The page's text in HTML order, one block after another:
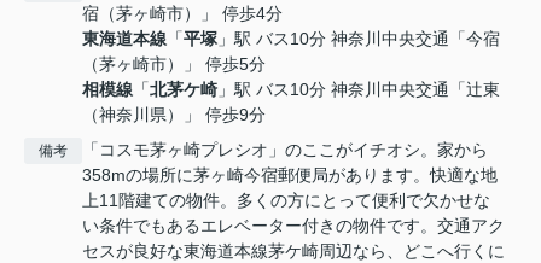
宿（茅ヶ崎市）」 停歩4分
東海道本線 「平塚 」駅 バス10分 神奈川中央交通「今宿
（茅ヶ崎市）」 停歩5分
相模線 「北茅ケ崎 」駅 バス10分 神奈川中央交通「辻東
（神奈川県）」 停歩9分
備考
「コスモ茅ヶ崎プレシオ」のここがイチオシ。家から
358mの場所に茅ヶ崎今宿郵便局があります。快適な地
上11階建ての物件。多くの方にとって便利で欠かせな
い条件でもあるエレベーター付きの物件です。交通アク
セスが良好な東海道本線茅ケ崎周辺なら、どこへ行くに